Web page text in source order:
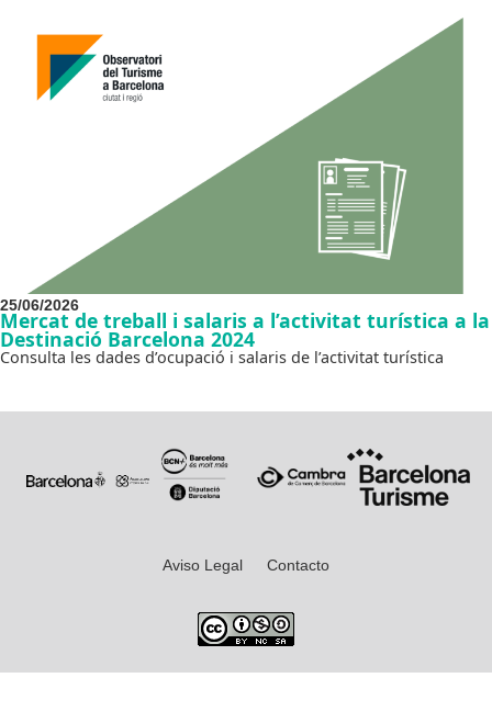
25/06/2026
Mercat de treball i salaris a l’activitat turística a la
Destinació Barcelona 2024
Consulta les dades d’ocupació i salaris de l’activitat turística
Aviso Legal Contacto